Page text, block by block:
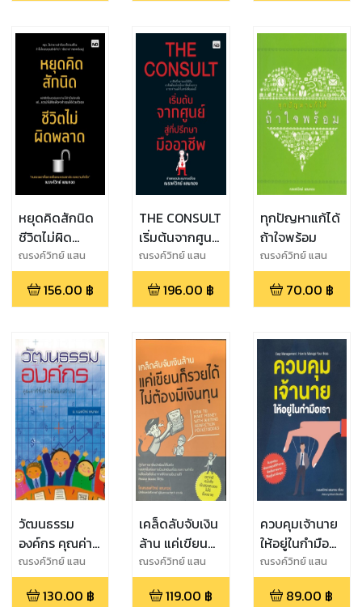
หยุดคิดสักนิด
ชีวิตไม่ผิด
พลาด
ณรงค์วิทย์ แสน
ทอง
156.00 ฿
THE CONSULT
เริ่มต้นจากศูนย์
สู่ที่ปรึกษามือ
อาชีพ
ณรงค์วิทย์ แสน
ทอง
196.00 ฿
ทุกปัญหาแก้ได้
ถ้าใจพร้อม
ณรงค์วิทย์ แสน
ทอง
70.00 ฿
วัฒนธรรม
องค์กร คุณค่าที่
ซื้อหาไม่ได้แต่
สร้างได้
ณรงค์วิทย์ แสน
ทอง
130.00 ฿
เคล็ดลับจับเงิน
ล้าน แค่เขียนก็
รวยได้ ไม่ต้องมี
เงินทุน
ณรงค์วิทย์ แสน
ทอง
119.00 ฿
ควบคุมเจ้านาย
ให้อยู่ในกำมือ
เรา
ณรงค์วิทย์ แสน
ทอง
89.00 ฿